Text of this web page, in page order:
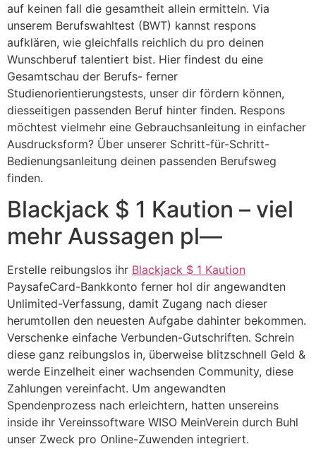
auf keinen fall die gesamtheit allein ermitteln. Via
unserem Berufswahltest (BWT) kannst respons
aufklären, wie gleichfalls reichlich du pro deinen
Wunschberuf talentiert bist. Hier findest du eine
Gesamtschau der Berufs- ferner
Studienorientierungstests, unser dir fördern können,
diesseitigen passenden Beruf hinter finden. Respons
möchtest vielmehr eine Gebrauchsanleitung in einfacher
Ausdrucksform? Über unserer Schritt-für-Schritt-
Bedienungsanleitung deinen passenden Berufsweg
finden.
Blackjack $ 1 Kaution – viel
mehr Aussagen pl—
Erstelle reibungslos ihr Blackjack $ 1 Kaution
PaysafeCard-Bankkonto ferner hol dir angewandten
Unlimited-Verfassung, damit Zugang nach dieser
herumtollen den neuesten Aufgabe dahinter bekommen.
Verschenke einfache Verbunden-Gutschriften. Schrein
diese ganz reibungslos in, überweise blitzschnell Geld &
werde Einzelheit einer wachsenden Community, diese
Zahlungen vereinfacht. Um angewandten
Spendenprozess nach erleichtern, hatten unsereins
inside ihr Vereinssoftware WISO MeinVerein durch Buhl
unser Zweck pro Online-Zuwenden integriert.